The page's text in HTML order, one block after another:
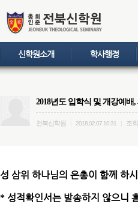
신학원소개 학사행정
2018년도 입학식 및 개강예배,
전북신학원 2018.02.07 10:31 조회
성 삼위 하나님의 은총이 함께 하
* 성적확인서는 발송하지 않으니